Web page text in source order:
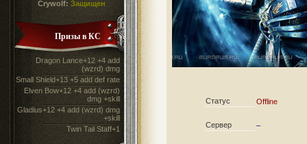
Crywolf: Защищен
Призы в КС
Dragon Lance+12 +4 add
(wzrd) dmg
Small Shield+13 +5 add def rate
Elven Bow+12 +4 add (wzrd)
dmg +skill
Gladius+12 +4 add (wzrd) dmg
+skill
Twin Tail Staff+1
Статус Offline
Сервер –